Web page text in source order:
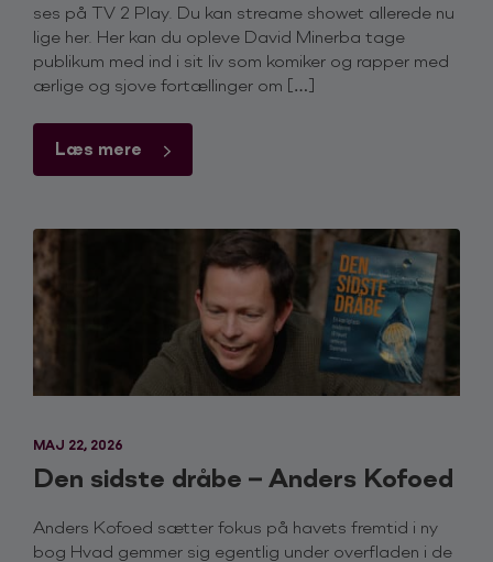
ses på TV 2 Play. Du kan streame showet allerede nu
lige her. Her kan du opleve David Minerba tage
publikum med ind i sit liv som komiker og rapper med
ærlige og sjove fortællinger om […]
Læs mere
MAJ 22, 2026
Den sidste dråbe – Anders Kofoed
Anders Kofoed sætter fokus på havets fremtid i ny
bog Hvad gemmer sig egentlig under overfladen i de